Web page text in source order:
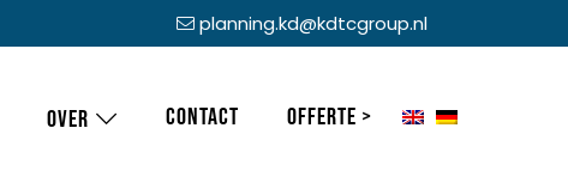
planning.kd@kdtcgroup.nl
Over Contact Offerte >